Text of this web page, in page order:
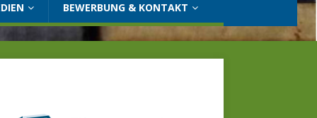
BEWERBUNG & KONTAKT